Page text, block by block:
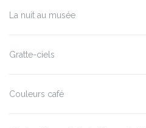
La nuit au musée
Gratte-ciels
Couleurs café